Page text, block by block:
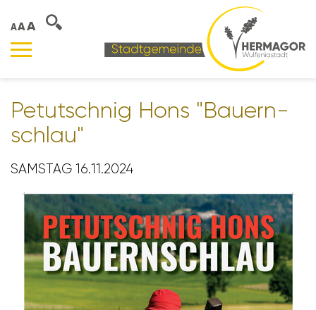
AAA
Petut­schnig Hons "Bauern­
schlau"
SAMSTAG 16.11.2024